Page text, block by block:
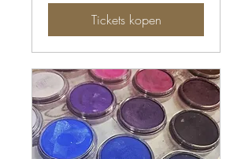
Tickets kopen